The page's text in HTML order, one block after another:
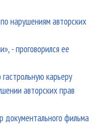
нарушениям авторских
- проговорился ее
карьеру
авторских прав
документального фильма